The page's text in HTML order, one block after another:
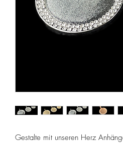
Gestalte mit unseren Herz